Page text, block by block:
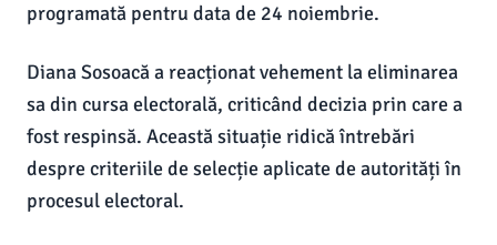
programată pentru data de 24 noiembrie.
Diana Sosoacă a reacționat vehement la eliminarea
sa din cursa electorală, criticând decizia prin care a
fost respinsă. Această situație ridică întrebări
despre criteriile de selecție aplicate de autorități în
procesul electoral.